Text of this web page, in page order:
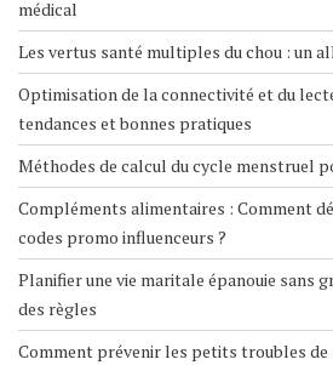
médical
Les vertus santé multiples du chou : un
Optimisation de la connectivité et du
tendances et bonnes pratiques
Méthodes de calcul du cycle menstruel
Compléments alimentaires : Comment
codes promo influenceurs ?
Planifier une vie maritale épanouie sans
des règles
Comment prévenir les petits troubles de